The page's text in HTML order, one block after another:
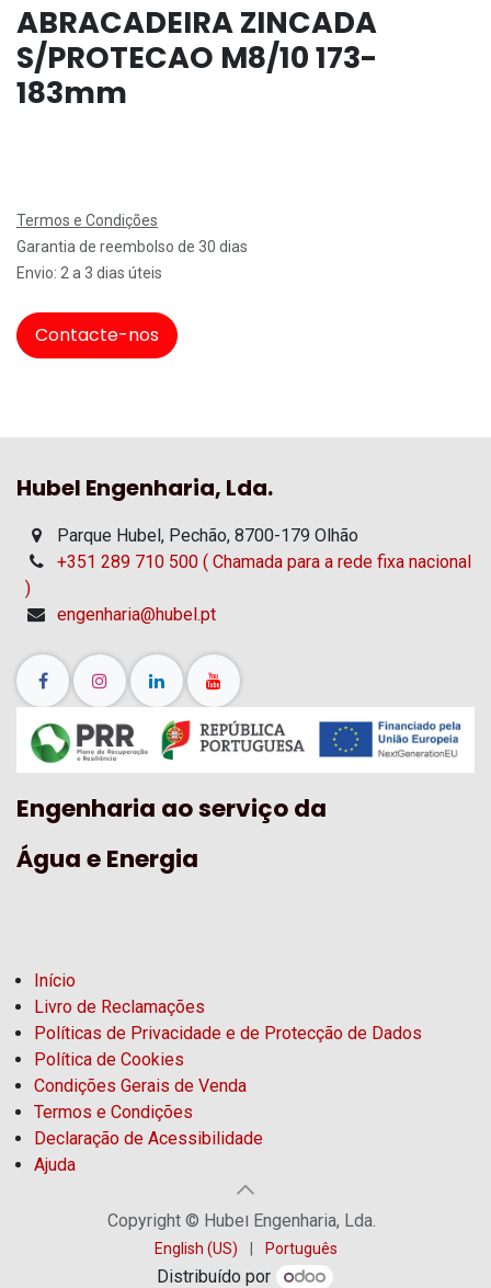
ABRACADEIRA ZINCADA
S/PROTECAO M8/10 173-
183mm
Termos e Condições
Garantia de reembolso de 30 dias
Envio: 2 a 3 dias úteis
Contacte-nos
Hubel Engenharia, Lda.
Parque Hubel, Pechão, 8700-179 Olhão
+351 289 710 500 ( Chamada para a rede fixa nacional
)
engenharia@hubel.pt
Engenharia ao serviço da
Água e Energia
Início
Livro de Reclamações
Políticas de Privacidade e de Protecção de Dados
Política de Cookies
Condições Gerais de Venda
Termos e Condições
Declaração de Acessibilidade
Ajuda
Copyright © Hubel Engenharia, Lda.
English (US) Português
Distribuído por